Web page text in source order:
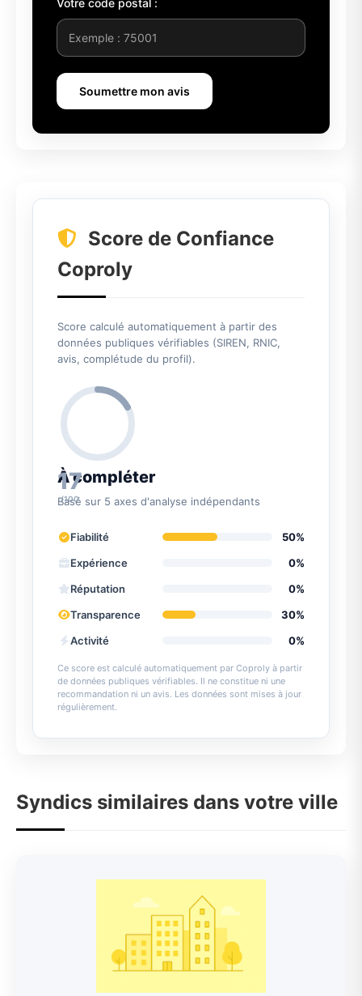
Votre code postal :
Soumettre mon avis
Score de Confiance
Coproly
Score calculé automatiquement à partir des
données publiques vérifiables (SIREN, RNIC,
avis, complétude du profil).
17
/100
À compléter
Basé sur 5 axes d'analyse indépendants
Fiabilité
50%
Expérience
0%
Réputation
0%
Transparence
30%
Activité
0%
Ce score est calculé automatiquement par Coproly à partir
de données publiques vérifiables. Il ne constitue ni une
recommandation ni un avis. Les données sont mises à jour
régulièrement.
Syndics similaires dans votre ville